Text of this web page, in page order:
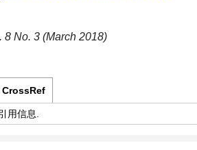
8 No. 3 (March 2018)
CrossRef
用信息.